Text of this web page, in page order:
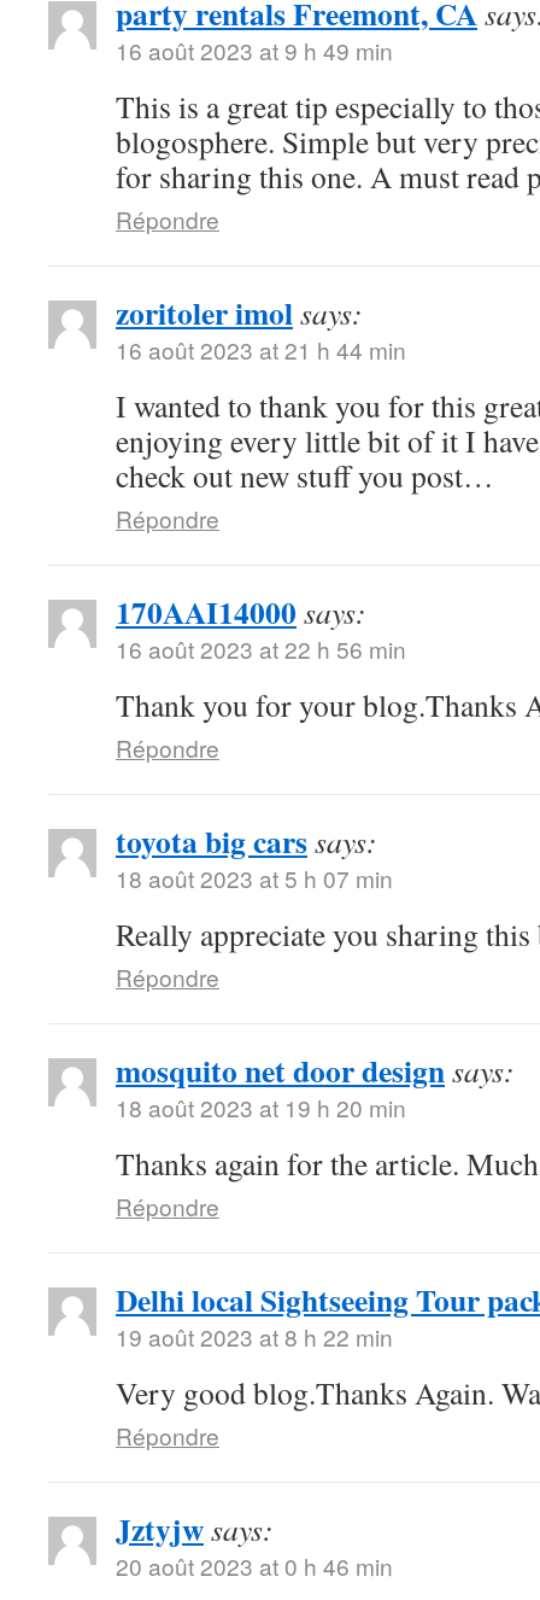
party rentals Freemont, CA
16 août 2023 at 9 h 49 min
This is a great tip especially to
blogosphere. Simple but very
for sharing this one. A must read
Répondre
zoritoler imolsays:
16 août 2023 at 21 h 44 min
I wanted to thank you for this
enjoying every little bit of it I
check out new stuff you post…
Répondre
170AAI14000says:
16 août 2023 at 22 h 56 min
Thank you for your blog.Thanks
Répondre
toyota big carssays:
18 août 2023 at 5 h 07 min
Really appreciate you sharing
Répondre
mosquito net door designsays:
18 août 2023 at 19 h 20 min
Thanks again for the article.
Répondre
Delhi local Sightseeing Tour
19 août 2023 at 8 h 22 min
Very good blog.Thanks Again.
Répondre
Jztyjwsays:
20 août 2023 at 0 h 46 min